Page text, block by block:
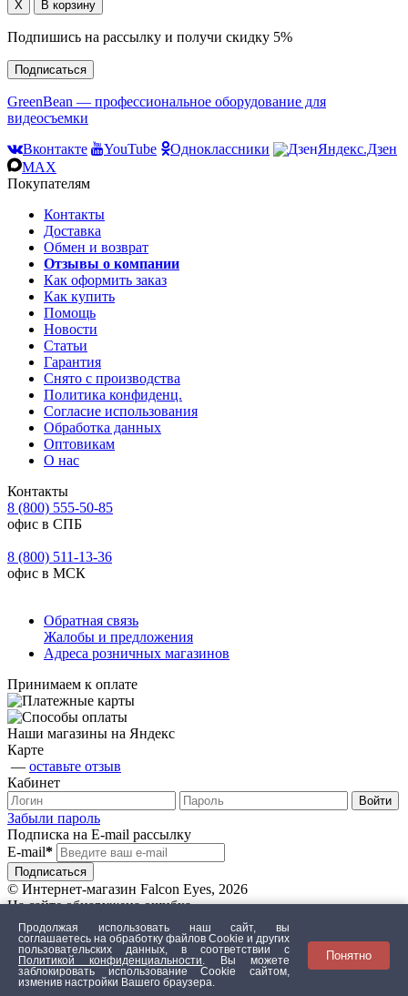
Подпишись на рассылку и получи скидку 5%
Подписаться
GreenBean — профессиональное оборудование для
видеосъемки
Вконтакте
YouTube Одноклассники
Яндекс.Дзен
MAX
Покупателям
Контакты
Доставка
Обмен и возврат
Отзывы о компании
Как оформить заказ
Как купить
Помощь
Новости
Статьи
Гарантия
Снято с производства
Политика конфиденц.
Согласие использования
Обработка данных
Оптовикам
О нас
Контакты
8 (800) 555-50-85
офис в СПБ
8 (800) 511-13-36
офис в МСК
Обратная связь
Жалобы и предложения
Адреса розничных магазинов
Принимаем к оплате
Наши магазины на Яндекс
Карте
— оставьте отзыв
Кабинет
Забыли пароль
Подписка на E-mail рассылку
E-mail*
© Интернет-магазин Falcon Eyes, 2026
На сайте обнаружена ошибка
Текст с ошибкой
Продолжая использовать наш сайт, вы
соглашаетесь на обработку файлов Сookie и других
пользовательских данных, в соответствии с
Политикой конфиденциальности
. Вы можете
заблокировать использование Cookie сайтом,
изменив настройки Вашего браузера.
Понятно